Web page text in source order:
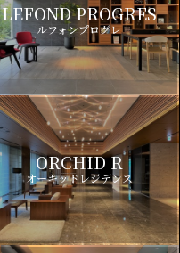
LEFOND PROGRES
ルフォンプログレ
ORCHID R
オーキッドレジデンス